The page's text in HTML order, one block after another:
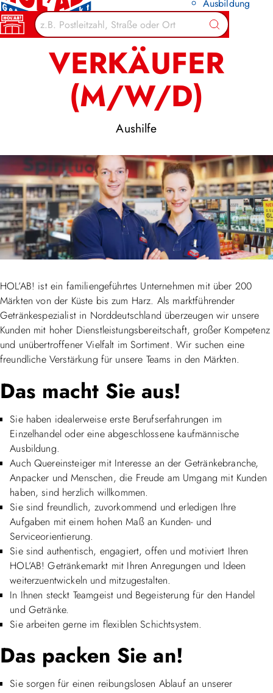
Ausbildung
Suchen
Zurück zur Übersicht
VERKÄUFER
(M/W/D)
Aushilfe
HOL’AB! ist ein familiengeführtes Unternehmen mit über 200
Märkten von der Küste bis zum Harz. Als marktführender
Getränkespezialist in Norddeutschland überzeugen wir unsere
Kunden mit hoher Dienstleistungsbereitschaft, großer Kompetenz
und unübertroffener Vielfalt im Sortiment. Wir suchen eine
freundliche Verstärkung für unsere Teams in den Märkten.
Das macht Sie aus!
Sie haben idealerweise erste Berufserfahrungen im
Einzelhandel oder eine abgeschlossene kaufmännische
Ausbildung.
Auch Quereinsteiger mit Interesse an der Getränkebranche,
Anpacker und Menschen, die Freude am Umgang mit Kunden
haben, sind herzlich willkommen.
Sie sind freundlich, zuvorkommend und erledigen Ihre
Aufgaben mit einem hohen Maß an Kunden- und
Serviceorientierung.
Sie sind authentisch, engagiert, offen und motiviert Ihren
HOL’AB! Getränkemarkt mit Ihren Anregungen und Ideen
weiterzuentwickeln und mitzugestalten.
In Ihnen steckt Teamgeist und Begeisterung für den Handel
und Getränke.
Sie arbeiten gerne im flexiblen Schichtsystem.
Das packen Sie an!
Sie sorgen für einen reibungslosen Ablauf an unserer